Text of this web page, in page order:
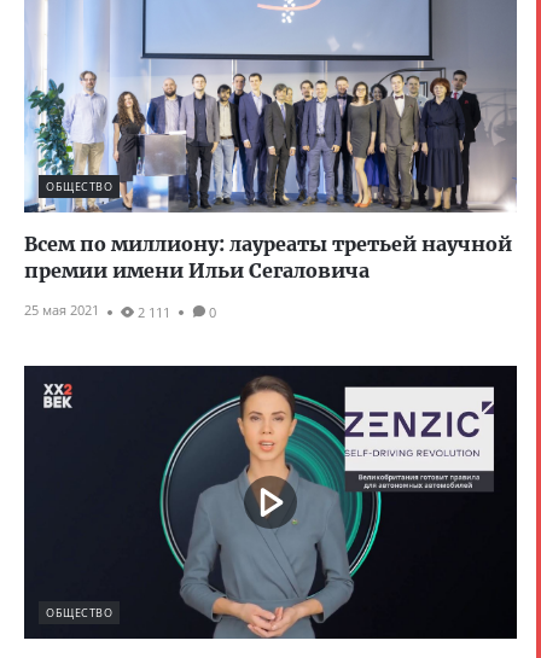
ОБЩЕСТВО
Всем по миллиону: лауреаты третьей научной
премии имени Ильи Сегаловича
25 мая 2021 2 111 0
ОБЩЕСТВО